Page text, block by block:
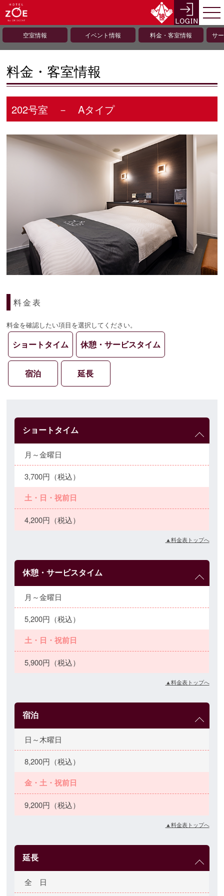
空室情報 イベント情報 料金・客室情報 サ
料金・客室情報
202号室 － Aタイプ
料金表
料金を確認したい項目を選択してください。
ショートタイム 休憩・サービスタイム
宿泊 延長
ショートタイム
月～金曜日
3,700円（税込）
土・日・祝前日
4,200円（税込）
▲料金表トップへ
休憩・サービスタイム
月～金曜日
5,200円（税込）
土・日・祝前日
5,900円（税込）
▲料金表トップへ
宿泊
日～木曜日
8,200円（税込）
金・土・祝前日
9,200円（税込）
▲料金表トップへ
延長
全 日